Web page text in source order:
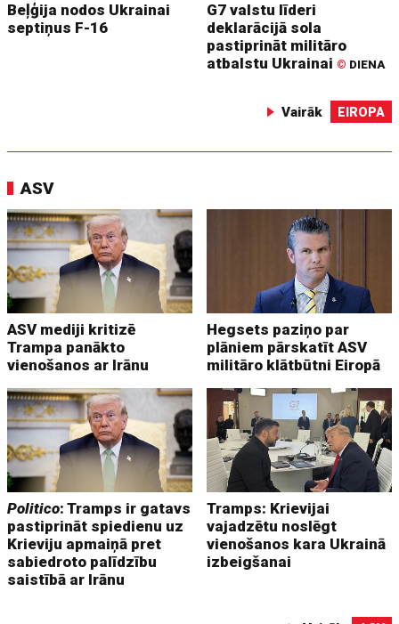
Beļģija nodos Ukrainai
septiņus F-16
G7 valstu līderi
deklarācijā sola
pastiprināt militāro
atbalstu Ukrainai © DIENA
Vairāk EIROPA
ASV
ASV mediji kritizē
Trampa panākto
vienošanos ar Irānu
Hegsets paziņo par
plāniem pārskatīt ASV
militāro klātbūtni Eiropā
Politico: Tramps ir gatavs
pastiprināt spiedienu uz
Krieviju apmaiņā pret
sabiedroto palīdzību
saistībā ar Irānu
Tramps: Krievijai
vajadzētu noslēgt
vienošanos kara Ukrainā
izbeigšanai